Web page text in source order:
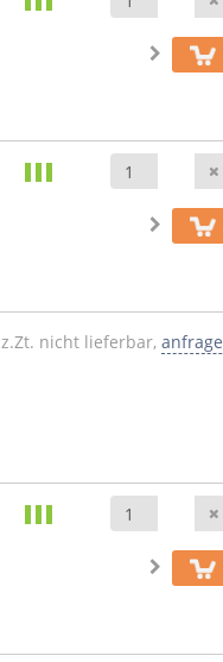
z.Zt. nicht lieferbar,